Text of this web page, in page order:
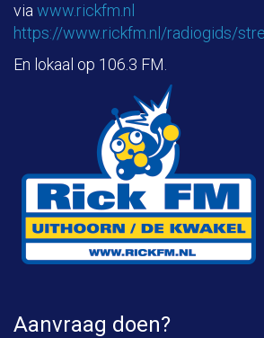
via www.rickfm.nl
https://www.rickfm.nl/radiogids/
En lokaal op 106.3 FM.
Aanvraag doen?